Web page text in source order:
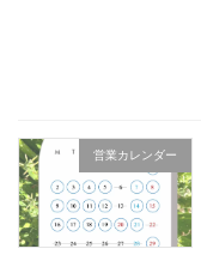
営業カレンダー